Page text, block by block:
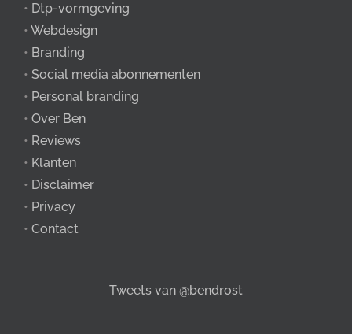
• Dtp-vormgeving
• Webdesign
• Branding
• Social media abonnementen
• Personal branding
• Over Ben
• Reviews
• Klanten
• Disclaimer
• Privacy
• Contact
Tweets van @bendrost